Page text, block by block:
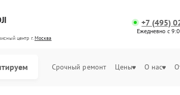
центр г.Москва
+7 (495)
Ежедневно с
Срочный ремонт Цены О нас